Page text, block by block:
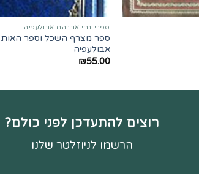
ספרי רבי אברהם אבולעפיה
ספר מצרף השכל וספר האות
אבולעפיה
₪55.00
רוצים להתעדכן לפני כולם?
הרשמו לניוזלטר שלנו